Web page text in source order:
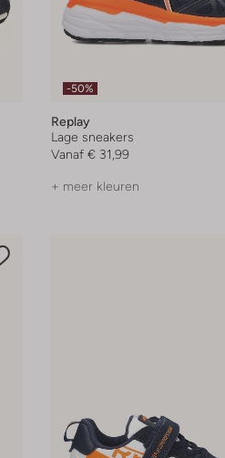
-50%
Replay
Lage sneakers
Vanaf € 31,99
+ meer kleuren